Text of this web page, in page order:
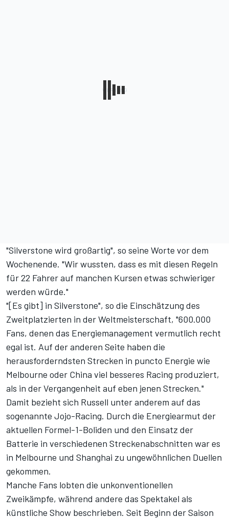
"Silverstone wird großartig", so seine Worte vor dem
Wochenende. "Wir wussten, dass es mit diesen Regeln
für 22 Fahrer auf manchen Kursen etwas schwieriger
werden würde."
"[Es gibt] in Silverstone", so die Einschätzung des
Zweitplatzierten in der Weltmeisterschaft, "600.000
Fans, denen das Energiemanagement vermutlich recht
egal ist. Auf der anderen Seite haben die
herausforderndsten Strecken in puncto Energie wie
Melbourne oder China viel besseres Racing produziert,
als in der Vergangenheit auf eben jenen Strecken."
Damit bezieht sich Russell unter anderem auf das
sogenannte Jojo-Racing. Durch die Energiearmut der
aktuellen Formel-1-Boliden und den Einsatz der
Batterie in verschiedenen Streckenabschnitten war es
in Melbourne und Shanghai zu ungewöhnlichen Duellen
gekommen.
Manche Fans lobten die unkonventionellen
Zweikämpfe, während andere das Spektakel als
künstliche Show beschrieben. Seit Beginn der Saison